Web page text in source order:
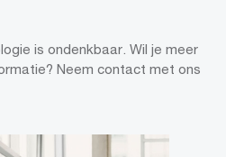
is ondenkbaar. Wil je meer
Neem contact met ons